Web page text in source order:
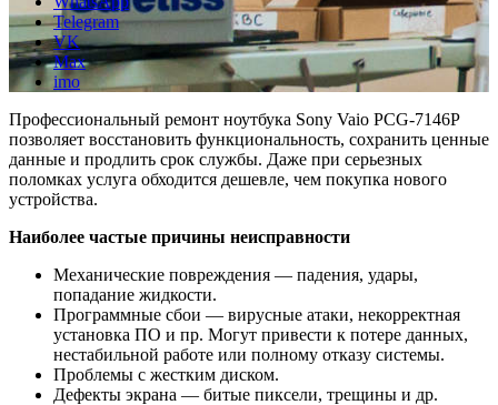
Telegram
VK
Max
imo
Профессиональный ремонт ноутбука Sony Vaio PCG-7146P
позволяет восстановить функциональность, сохранить ценные
данные и продлить срок службы. Даже при серьезных
поломках услуга обходится дешевле, чем покупка нового
устройства.
Наиболее частые причины неисправности
Механические повреждения — падения, удары,
попадание жидкости.
Программные сбои — вирусные атаки, некорректная
установка ПО и пр. Могут привести к потере данных,
нестабильной работе или полному отказу системы.
Проблемы с жестким диском.
Дефекты экрана — битые пиксели, трещины и др.